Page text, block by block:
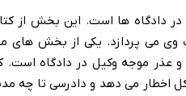
دادگاه ها است. این بخش از
وی می پردازد. یکی از بخش های
وعذر موجه وکیل در دادگاهاست.
اخطار می دهد و دادرسی تا